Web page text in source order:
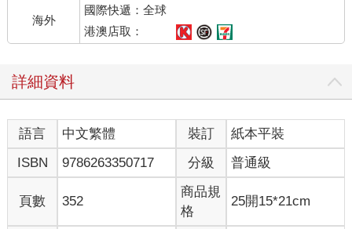
五年後的今天，這門課程已經有46萬人加入。
這也就意味著，有32萬名學員是在課程正式結束之後加入的，這
更令我高興。
期延續下去的事情，於是，在這門課程中，我講述了一些商業的
底層邏輯，因為只有底層邏輯才有生命力。在面臨變化的時候，
底層邏輯能夠應用到新的變化裡面，從而產生新的方法論。
什麼是「底層邏輯」？
2012年，馬雲和王健林設了一個「億元賭局」——如果10年之
後，電商在中國零售市場所占的份額超過50%，王健林就給馬雲1
億元，如果沒超過50%，馬雲給王健林1億元。
今天，我們回看多年前的這個賭局，不得不深思：為什麼這兩個
人對各自代表的線上、線下經濟的看法，會有如此大的分歧？
海外
國際快遞：全球
港澳店取：
詳細資料
語言 中文繁體 裝訂
紙本平裝
ISBN
9786263350717 分級 普通級
頁數 352
商品規
格
25開15*21cm